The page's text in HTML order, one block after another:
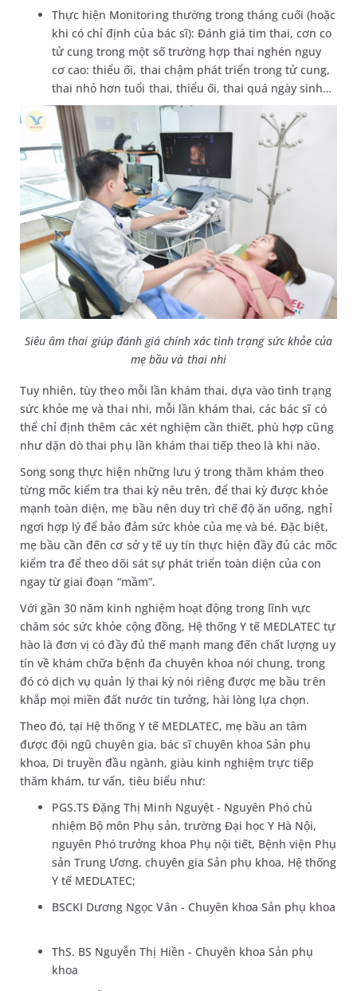
Thực hiện Monitoring thường trong tháng cuối (hoặc
khi có chỉ định của bác sĩ): Đánh giá tim thai, cơn co
tử cung trong một số trường hợp thai nghén nguy
cơ cao: thiểu ối, thai chậm phát triển trong tử cung,
thai nhỏ hơn tuổi thai, thiểu ối, thai quá ngày sinh…
Siêu âm thai giúp đánh giá chính xác tình trạng sức khỏe của
mẹ bầu và thai nhi
Tuy nhiên, tùy theo mỗi lần khám thai, dựa vào tình trạng
sức khỏe mẹ và thai nhi, mỗi lần khám thai, các bác sĩ có
thể chỉ định thêm các xét nghiệm cần thiết, phù hợp cũng
như dặn dò thai phụ lần khám thai tiếp theo là khi nào.
Song song thực hiện những lưu ý trong thăm khám theo
từng mốc kiểm tra thai kỳ nêu trên, để thai kỳ được khỏe
mạnh toàn diện, mẹ bầu nên duy trì chế độ ăn uống, nghỉ
ngơi hợp lý để bảo đảm sức khỏe của mẹ và bé. Đặc biệt,
mẹ bầu cần đến cơ sở y tế uy tín thực hiện đầy đủ các mốc
kiểm tra để theo dõi sát sự phát triển toàn diện của con
ngay từ giai đoạn “mầm”.
Với gần 30 năm kinh nghiệm hoạt động trong lĩnh vực
chăm sóc sức khỏe cộng đồng, Hệ thống Y tế MEDLATEC tự
hào là đơn vị có đầy đủ thế mạnh mang đến chất lượng uy
tín về khám chữa bệnh đa chuyên khoa nói chung, trong
đó có dịch vụ quản lý thai kỳ nói riêng được mẹ bầu trên
khắp mọi miền đất nước tin tưởng, hài lòng lựa chọn.
Theo đó, tại Hệ thống Y tế MEDLATEC, mẹ bầu an tâm
được đội ngũ chuyên gia, bác sĩ chuyên khoa Sản phụ
khoa, Di truyền đầu ngành, giàu kinh nghiệm trực tiếp
thăm khám, tư vấn, tiêu biểu như:
PGS.TS Đặng Thị Minh Nguyệt - Nguyên Phó chủ
nhiệm Bộ môn Phụ sản, trường Đại học Y Hà Nội,
nguyên Phó trưởng khoa Phụ nội tiết, Bệnh viện Phụ
sản Trung Ương, chuyên gia Sản phụ khoa, Hệ thống
Y tế MEDLATEC;
BSCKI Dương Ngọc Vân - Chuyên khoa Sản phụ khoa
ThS. BS Nguyễn Thị Hiền - Chuyên khoa Sản phụ
khoa